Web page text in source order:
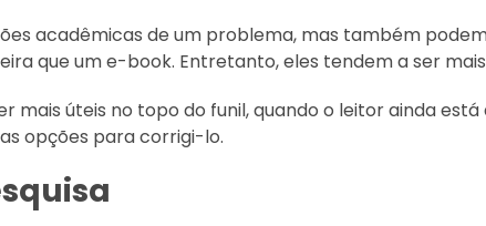
acadêmicas de um problema, mas também
que um e-book. Entretanto, eles tendem a ser
mais úteis no topo do funil, quando o leitor ainda
opções para corrigi-lo.